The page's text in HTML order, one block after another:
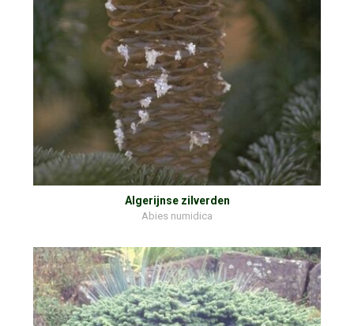
Algerijnse zilverden
Abies numidica